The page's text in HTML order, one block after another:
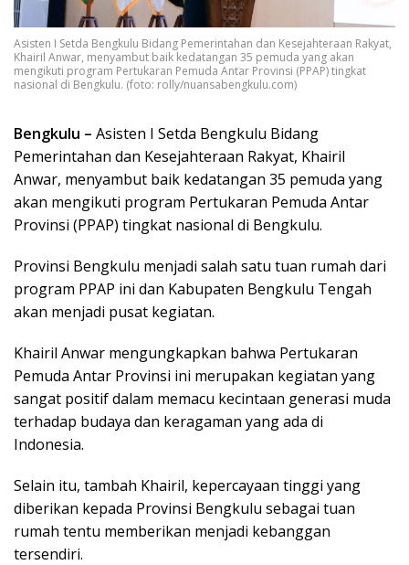
Asisten I Setda Bengkulu Bidang Pemerintahan dan Kesejahteraan Rakyat,
Khairil Anwar, menyambut baik kedatangan 35 pemuda yang akan
mengikuti program Pertukaran Pemuda Antar Provinsi (PPAP) tingkat
nasional di Bengkulu. (foto: rolly/nuansabengkulu.com)
Bengkulu – Asisten I Setda Bengkulu Bidang
Pemerintahan dan Kesejahteraan Rakyat, Khairil
Anwar, menyambut baik kedatangan 35 pemuda yang
akan mengikuti program Pertukaran Pemuda Antar
Provinsi (PPAP) tingkat nasional di Bengkulu.
Provinsi Bengkulu menjadi salah satu tuan rumah dari
program PPAP ini dan Kabupaten Bengkulu Tengah
akan menjadi pusat kegiatan.
Khairil Anwar mengungkapkan bahwa Pertukaran
Pemuda Antar Provinsi ini merupakan kegiatan yang
sangat positif dalam memacu kecintaan generasi muda
terhadap budaya dan keragaman yang ada di
Indonesia.
Selain itu, tambah Khairil, kepercayaan tinggi yang
diberikan kepada Provinsi Bengkulu sebagai tuan
rumah tentu memberikan menjadi kebanggan
tersendiri.